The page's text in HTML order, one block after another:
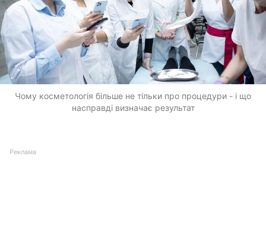
Чому косметологія більше не тільки про процедури - і що
насправді визначає результат
Реклама